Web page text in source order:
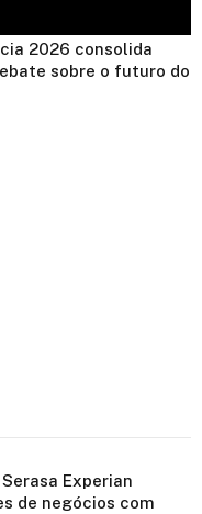
2026 consolida
sobre o futuro do
Experian
de negócios com